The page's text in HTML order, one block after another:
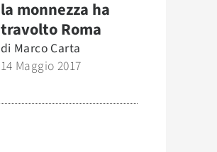
la monnezza ha
travolto Roma
di Marco Carta
14 Maggio 2017